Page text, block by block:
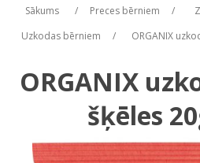
Sākums / Preces bērniem /
Uzkodas bērniem
/ ORGANIX
ORGANIX
šķēles